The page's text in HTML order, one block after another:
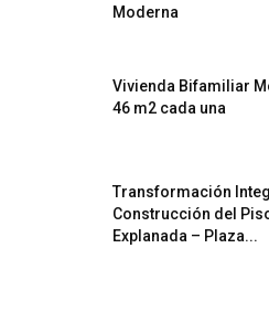
Moderna
Vivienda Bifamiliar
46 m2 cada una
Transformación
Construcción del
Explanada – Plaza...